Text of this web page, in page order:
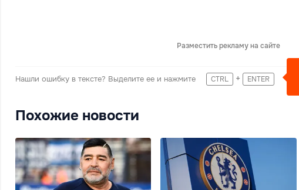
Разместить рекламу на сайте
Нашли ошибку в тексте? Выделите ее и нажмите CTRL + ENTER
Похожие новости